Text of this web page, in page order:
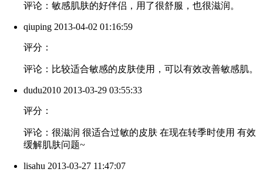
评论：敏感肌肤的好伴侣，用了很舒服，也很滋润。
qiuping 2013-04-02 01:16:59
评分：
评论：比较适合敏感的皮肤使用，可以有效改善敏感肌。
dudu2010 2013-03-29 03:55:33
评分：
评论：很滋润 很适合过敏的皮肤 在现在转季时使用 有效
缓解肌肤问题~
lisahu 2013-03-27 11:47:07